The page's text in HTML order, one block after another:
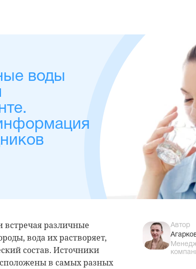
воды
встречая различные
вода их растворяет,
состав. Источники
в самых разных
Автор